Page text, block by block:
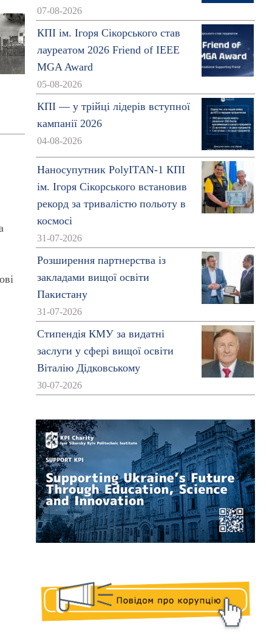
07-08-2026
КПІ ім. Ігоря Сікорського став
лауреатом 2026 Friend of IEEE
MGA Award
05-08-2026
КПІ — у трійці лідерів вступної
кампанії 2026
04-08-2026
Наносупутник PolyITAN-1 КПІ
ім. Ігоря Сікорського встановив
рекорд за тривалістю польоту в
космосі
31-07-2026
Розширення партнерства із
закладами вищої освіти
Пакистану
31-07-2026
Стипендія КМУ за видатні
заслуги у сфері вищої освіти
Віталію Дідковському
30-07-2026